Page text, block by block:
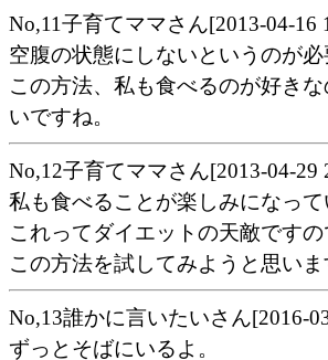
No,11子育てママさん[2013-04-16
空腹の状態にしないというのが必
この方法、私も食べるのが好き
いですね。
No,12子育てママさん[2013-04-29
私も食べることが楽しみになって
これってダイエットの天敵ですの
この方法を試してみようと思いま
No,13誰かに言いたいさん[2016-
ずっとそばにいるよ。